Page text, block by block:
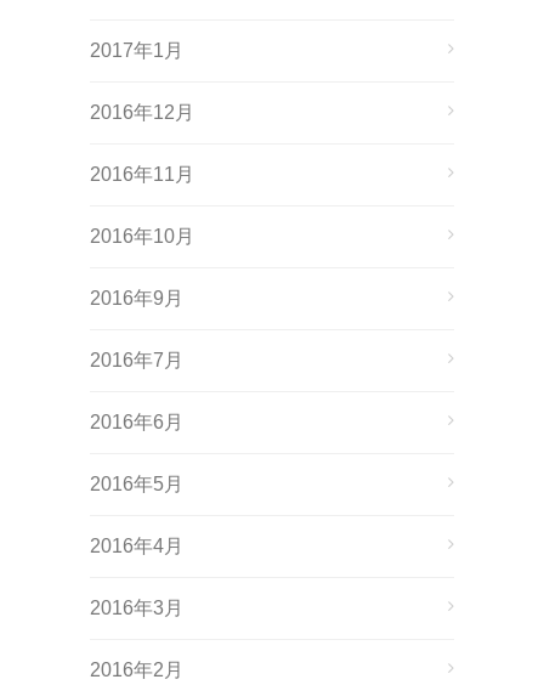
2017年1月
2016年12月
2016年11月
2016年10月
2016年9月
2016年7月
2016年6月
2016年5月
2016年4月
2016年3月
2016年2月